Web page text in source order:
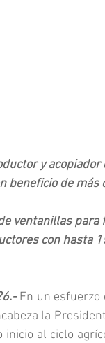
y
beneficio de
ventanillas
con hasta
En un esfuerzo
la
inicio al ciclo